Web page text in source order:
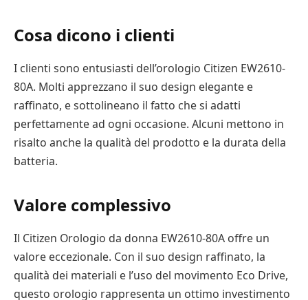
Cosa dicono i clienti
I clienti sono entusiasti dell’orologio Citizen EW2610-
80A. Molti apprezzano il suo design elegante e
raffinato, e sottolineano il fatto che si adatti
perfettamente ad ogni occasione. Alcuni mettono in
risalto anche la qualità del prodotto e la durata della
batteria.
Valore complessivo
Il Citizen Orologio da donna EW2610-80A offre un
valore eccezionale. Con il suo design raffinato, la
qualità dei materiali e l’uso del movimento Eco Drive,
questo orologio rappresenta un ottimo investimento